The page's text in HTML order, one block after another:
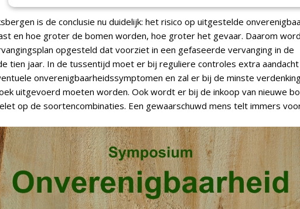
is de conclusie nu duidelijk: het risico op uitgestelde
en hoe groter de bomen worden, hoe groter het gevaar. Daarom
opgesteld dat voorziet in een gefaseerde vervanging in de
tien jaar. In de tussentijd moet er bij reguliere controles extra aandacht
onverenigbaarheidssymptomen en zal er bij de minste
uitgevoerd moeten worden. Ook wordt er bij de inkoop van nieuwe
op de soortencombinaties. Een gewaarschuwd mens telt immers